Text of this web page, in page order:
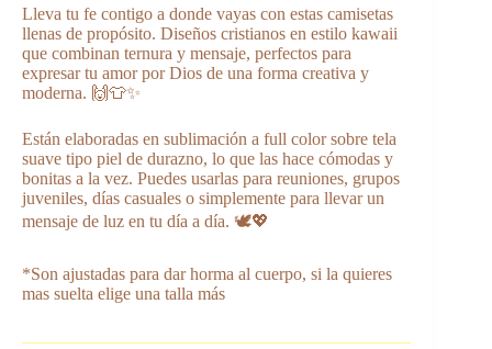
Lleva tu fe contigo a donde vayas con estas camisetas
llenas de propósito. Diseños cristianos en estilo kawaii
que combinan ternura y mensaje, perfectos para
expresar tu amor por Dios de una forma creativa y
moderna. 🙌👕✨
Están elaboradas en sublimación a full color sobre tela
suave tipo piel de durazno, lo que las hace cómodas y
bonitas a la vez. Puedes usarlas para reuniones, grupos
juveniles, días casuales o simplemente para llevar un
mensaje de luz en tu día a día. 🕊️💖
*Son ajustadas para dar horma al cuerpo, si la quieres
mas suelta elige una talla más